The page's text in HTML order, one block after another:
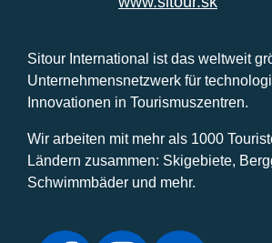
Sitour International ist das weltweit
Unternehmensnetzwerk für
Innovationen in Tourismuszentren.
Wir arbeiten mit mehr als 1000
Ländern zusammen: Skigebiete,
Schwimmbäder und mehr.